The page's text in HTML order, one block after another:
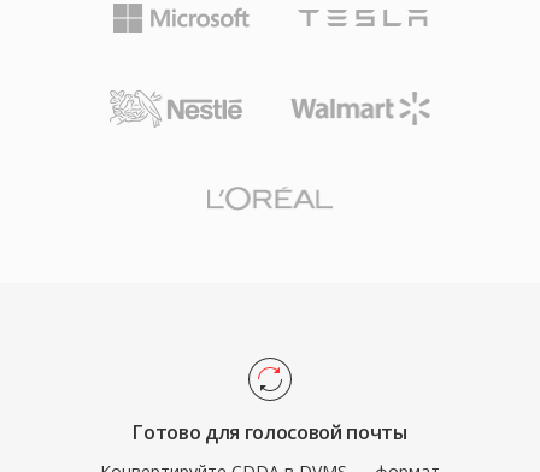
Готово для голосовой почты